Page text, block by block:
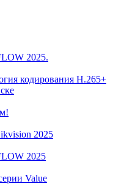
2025.
кодирования H.265+
2025
2025
Value